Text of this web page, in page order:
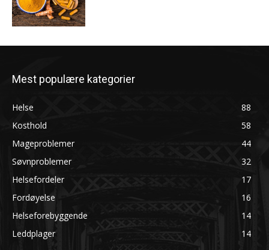
Mest populære kategorier
Helse
88
Kosthold
58
Mageproblemer
44
Søvnproblemer
32
Helsefordeler
17
Fordøyelse
16
Helseforebyggende
14
Leddplager
14